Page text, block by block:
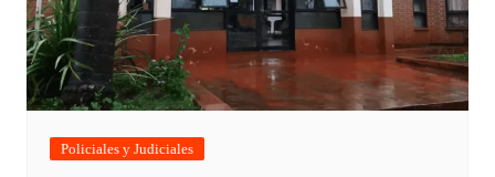
Policiales y Judiciales